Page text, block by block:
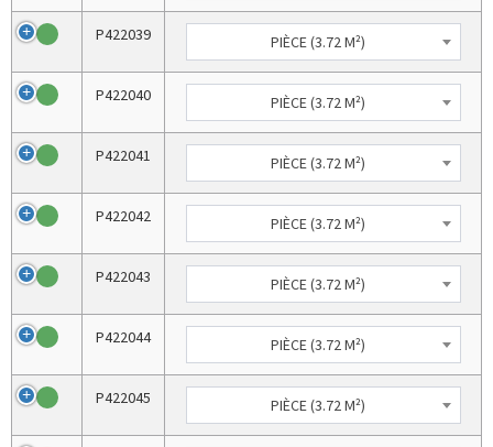
P422039 PIÈCE (3.72 M²)
P422040 PIÈCE (3.72 M²)
P422041 PIÈCE (3.72 M²)
P422042 PIÈCE (3.72 M²)
P422043 PIÈCE (3.72 M²)
P422044 PIÈCE (3.72 M²)
P422045 PIÈCE (3.72 M²)